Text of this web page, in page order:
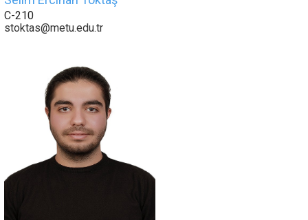
C-210
stoktas@metu.edu.tr